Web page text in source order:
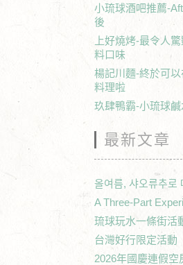
小琉球酒吧推薦-
後
上好燒烤-最令人
料口味
楊記川麵-終於可以
料理啦
玖肆鴨霸-小琉球
最新文章
올여름, 샤오류추로
A Three-Part
琉球玩水一條街活
台灣好行限定活動
2026年國慶連假空